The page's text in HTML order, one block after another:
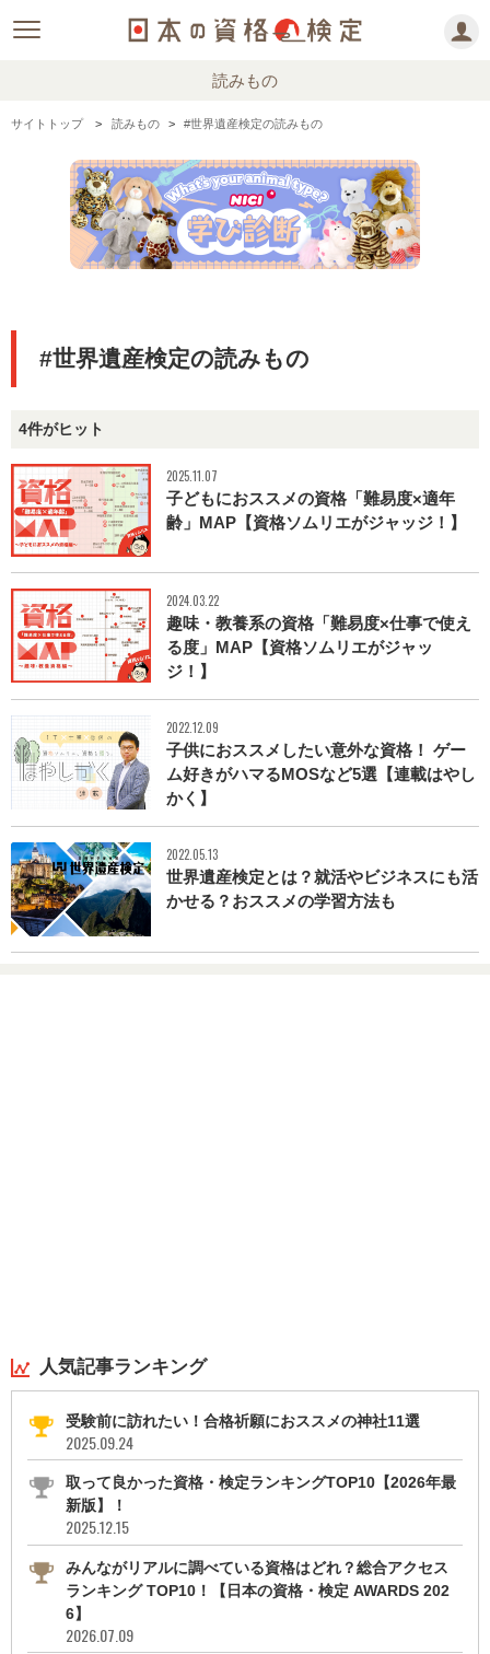
読みもの
サイトトップ 読みもの #世界遺産検定の読みもの
#世界遺産検定の読みもの
4件がヒット
2025.11.07
子どもにおススメの資格「難易度×適年
齢」MAP【資格ソムリエがジャッジ！】
2024.03.22
趣味・教養系の資格「難易度×仕事で使え
る度」MAP【資格ソムリエがジャッ
ジ！】
2022.12.09
子供におススメしたい意外な資格！ ゲー
ム好きがハマるMOSなど5選【連載はやし
かく】
2022.05.13
世界遺産検定とは？就活やビジネスにも活
かせる？おススメの学習方法も
人気記事ランキング
受験前に訪れたい！合格祈願におススメの神社11選
2025.09.24
取って良かった資格・検定ランキングTOP10【2026年最
新版】！
2025.12.15
みんながリアルに調べている資格はどれ？総合アクセス
ランキング TOP10！【日本の資格・検定 AWARDS 202
6】
2026.07.09